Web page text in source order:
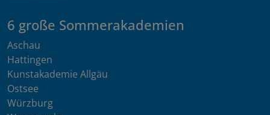
6 große Sommerakademien
Aschau
Hattingen
Kunstakademie Allgäu
Ostsee
Würzburg